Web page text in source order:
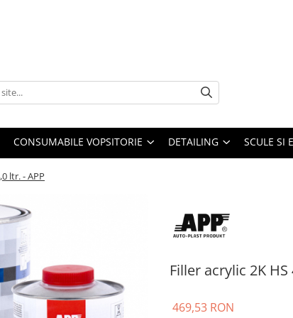
CONSUMABILE VOPSITORIE DETAILING SCULE SI
ltr. - APP
Filler acrylic 2K
469,53 RON